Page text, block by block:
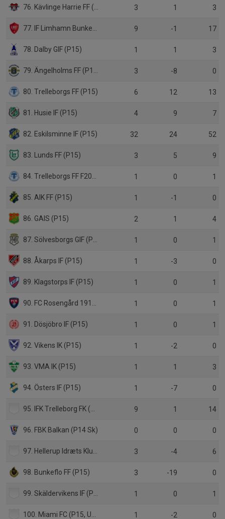
76. Kävlinge Harrie FF (P15) 3 1 3
77. IF Limhamn Bunkeflo (P15 Sk) 9 -1 17
78. Dalby GIF (P15) 1 1 3
79. Ängelholms FF (P15) 3 -8 0
80. Trelleborgs FF (P15) 6 12 13
81. Husie IF (P15) 4 9 7
82. Eskilsminne IF (P15) 32 24 52
83. Lunds FF (P15) 3 5 9
84. Trelleborgs FF F2010 1 0 1
85. AIK FF (P15) 1 -1 0
86. GAIS (P15) 2 1 4
87. Sölvesborgs GIF (P15) 1 0 1
88. Åkarps IF (P15) 1 -3 0
89. Klagstorps IF (P15) 1 0 1
90. FC Rosengård 1917 (P14) 1 0 1
91. Dösjöbro IF (P15) 1 0 1
92. Vikens IK (P15) 1 -2 0
93. VMA IK (P15) 1 1 3
94. Östers IF (P15) 1 -7 0
95. IFK Trelleborg FK (P15 sk) 9 1 14
96. FBK Balkan (P14 Sk) 0 0 0
97. Hellerup Idræts Klub (P15, Danmark) 3 -4 6
98. Bunkeflo FF (P15) 3 -19 0
99. Skäldervikens IF (P15) 1 0 1
100. Miami FC (P15, USA) 1 -2 0